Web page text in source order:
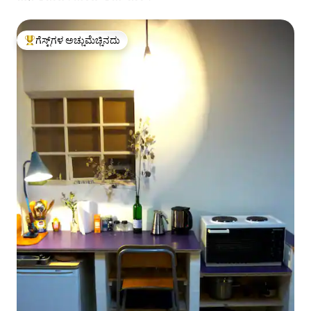
ಗೆಸ್ಟ್‌ಗಳಿಗೆ ಅತಿ ಹೆಚ್ಚು ಅಚ್ಚುಮೆಚ್ಚಿನದು
ಗೆಸ್ಟ್‌ಗಳ ಅಚ್ಚುಮೆಚ್ಚಿನದು